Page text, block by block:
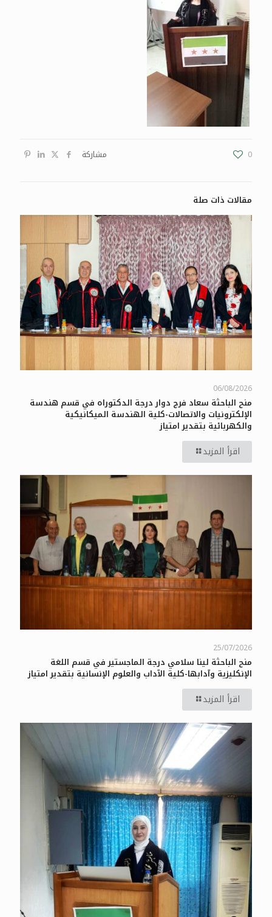
مشاركة 0
مقالات ذات صلة
06/08/2026
منح الباحثة سعاد فرج دوار درجة الدكتوراه في قسم هندسة
الإلكترونيات والاتصالات-كلية الهندسة الميكانيكية
والكهربائية بتقدير امتياز
اقرأ المزيد
25/07/2026
منح الباحثة لينا سلامي درجة الماجستير في قسم اللغة
الإنكليزية وآدابها-كلية الآداب والعلوم الإنسانية بتقدير امتياز
اقرأ المزيد